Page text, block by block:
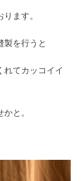
ます。
製を行うと
れてカッコイイ
と。